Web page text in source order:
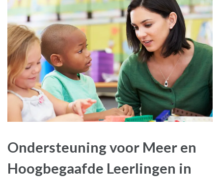
Ondersteuning voor Meer en
Hoogbegaafde Leerlingen in